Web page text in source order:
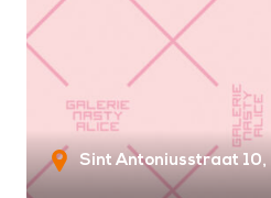
Sint Antoniusstraat 10